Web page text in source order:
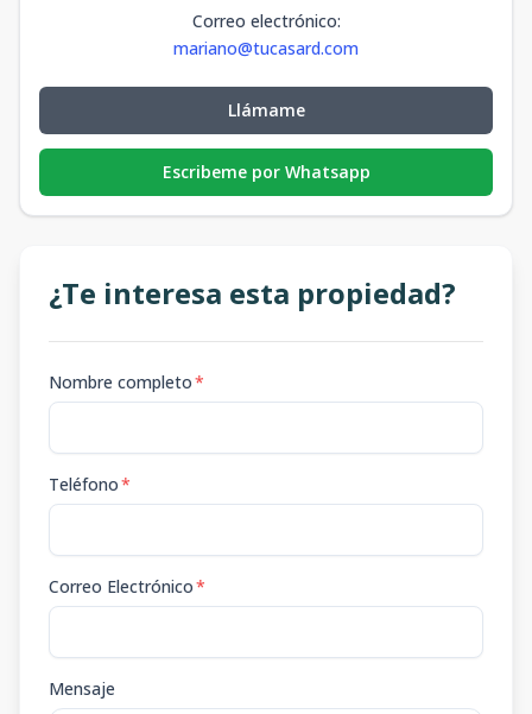
Correo electrónico:
mariano@tucasard.com
Llámame
Escribeme por Whatsapp
¿Te interesa esta propiedad?
Nombre completo*
Teléfono*
Correo Electrónico*
Mensaje